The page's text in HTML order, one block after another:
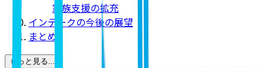
家族支援の拡充
インテークの今後の展望
まとめ
もっと見る...